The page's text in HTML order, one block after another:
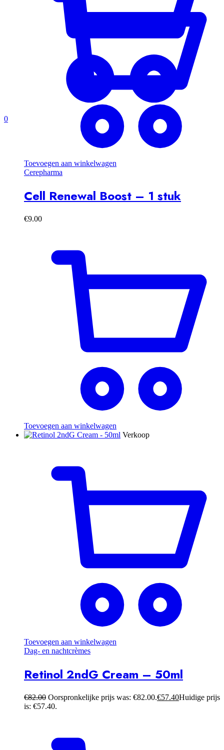
0
Toevoegen aan winkelwagen
Cerepharma
Cell Renewal Boost – 1 stuk
€9.00
Toevoegen aan winkelwagen
Verkoop
Toevoegen aan winkelwagen
Dag- en nachtcrèmes
Retinol 2ndG Cream – 50ml
€82.00 Oorspronkelijke prijs was: €82.00.€57.40Huidige prijs
is: €57.40.